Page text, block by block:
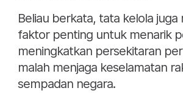
Beliau berkata, tata kelola juga
faktor penting untuk menarik
meningkatkan persekitaran
malah menjaga keselamatan
sempadan negara.